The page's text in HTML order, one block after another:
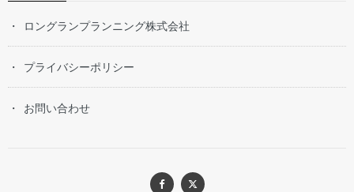
ロングランプランニング株式会社
プライバシーポリシー
お問い合わせ